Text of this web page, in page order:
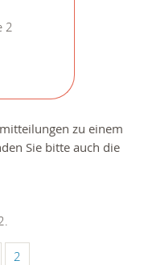
2
zu einem
Sie bitte auch die
2